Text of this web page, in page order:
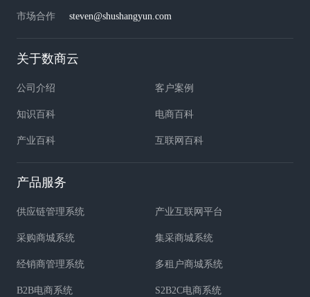
市场合作 steven@shushangyun.com
关于数商云
公司介绍 客户案例
知识百科 电商百科
产业百科 互联网百科
产品服务
供应链管理系统 产业互联网平台
采购商城系统 集采商城系统
经销商管理系统 多租户商城系统
B2B电商系统 S2B2C电商系统